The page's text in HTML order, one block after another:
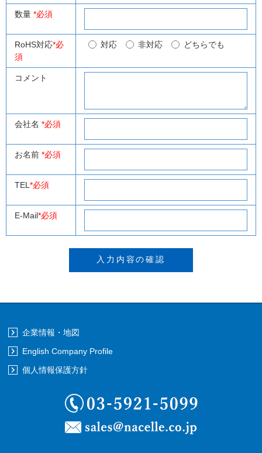
数量 *必須
RoHS対応*必
須
対応 非対応 どちらでも
コメント
会社名 *必須
お名前 *必須
TEL *必須
E-Mail*必須
企業情報・地図
English Company Profile
個人情報保護方針